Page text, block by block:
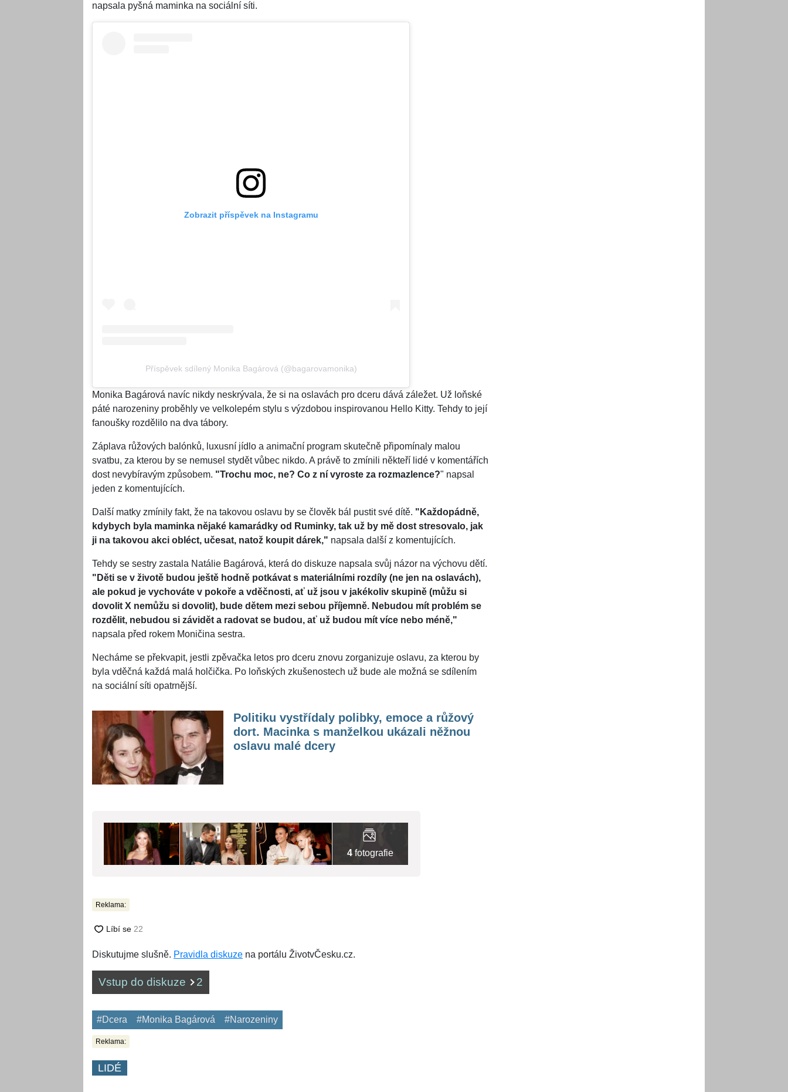
napsala pyšná maminka na sociální síti.
Zobrazit příspěvek na Instagramu
Příspěvek sdílený Monika Bagárová (@bagarovamonika)
Monika Bagárová navíc nikdy neskrývala, že si na oslavách pro dceru dává záležet. Už loňské
páté narozeniny proběhly ve velkolepém stylu s výzdobou inspirovanou Hello Kitty. Tehdy to její
fanoušky rozdělilo na dva tábory.
Záplava růžových balónků, luxusní jídlo a animační program skutečně připomínaly malou
svatbu, za kterou by se nemusel stydět vůbec nikdo. A právě to zmínili někteří lidé v komentářích
dost nevybíravým způsobem. "Trochu moc, ne? Co z ní vyroste za rozmazlence?" napsal
jeden z komentujících.
Další matky zmínily fakt, že na takovou oslavu by se člověk bál pustit své dítě. "Každopádně,
kdybych byla maminka nějaké kamarádky od Ruminky, tak už by mě dost stresovalo, jak
ji na takovou akci obléct, učesat, natož koupit dárek," napsala další z komentujících.
Tehdy se sestry zastala Natálie Bagárová, která do diskuze napsala svůj názor na výchovu dětí.
"Děti se v životě budou ještě hodně potkávat s materiálními rozdíly (ne jen na oslavách),
ale pokud je vychováte v pokoře a vděčnosti, ať už jsou v jakékoliv skupině (můžu si
dovolit X nemůžu si dovolit), bude dětem mezi sebou příjemně. Nebudou mít problém se
rozdělit, nebudou si závidět a radovat se budou, ať už budou mít více nebo méně,"
napsala před rokem Moničina sestra.
Necháme se překvapit, jestli zpěvačka letos pro dceru znovu zorganizuje oslavu, za kterou by
byla vděčná každá malá holčička. Po loňských zkušenostech už bude ale možná se sdílením
na sociální síti opatrnější.
Politiku vystřídaly polibky, emoce a růžový
dort. Macinka s manželkou ukázali něžnou
oslavu malé dcery
4 fotografie
Reklama:
Diskutujme slušně. Pravidla diskuze na portálu ŽivotvČesku.cz.
Vstup do diskuze 2
#Dcera #Monika Bagárová #Narozeniny
Reklama:
LIDÉ